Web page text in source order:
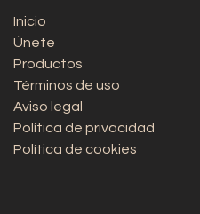
Inicio
Únete
Productos
Términos de uso
Aviso legal
Política de privacidad
Política de cookies